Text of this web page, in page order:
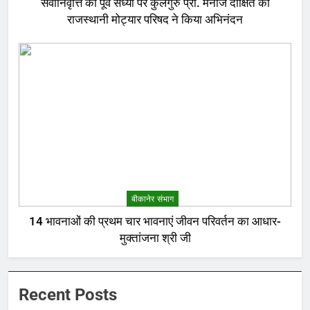
सेवानिवृत्ति की पूर्व संध्या पर कुलगुरु प्रो. मनोज दीक्षित का
राजस्थानी मोट्यार परिषद ने किया अभिनंदन
बीकानेर संभाग
14 भावनाओं की प्रथम चार भावनाएं जीवन परिवर्तन का आधार-
मुक्तांजना श्री जी
Recent Posts